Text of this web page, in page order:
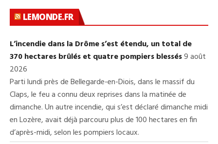
LEMONDE.FR
L’incendie dans la Drôme s’est étendu, un total de
370 hectares brûlés et quatre pompiers blessés9 août
2026
Parti lundi près de Bellegarde-en-Diois, dans le massif du
Claps, le feu a connu deux reprises dans la matinée de
dimanche. Un autre incendie, qui s’est déclaré dimanche midi
en Lozère, avait déjà parcouru plus de 100 hectares en fin
d’après-midi, selon les pompiers locaux.